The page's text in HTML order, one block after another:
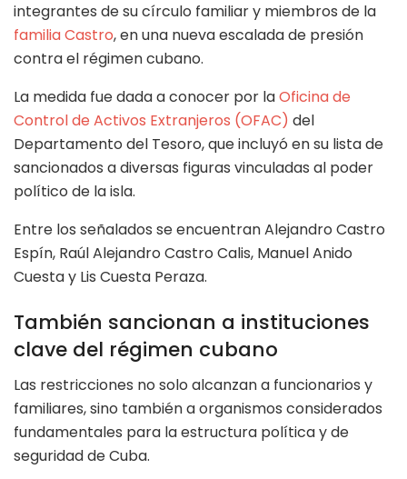
integrantes de su círculo familiar y miembros de la
familia Castro, en una nueva escalada de presión
contra el régimen cubano.
La medida fue dada a conocer por laOficina de
Control de Activos Extranjeros (OFAC) del
Departamento del Tesoro, que incluyó en su lista de
sancionados a diversas figuras vinculadas al poder
político de la isla.
Entre los señalados se encuentran Alejandro Castro
Espín, Raúl Alejandro Castro Calis, Manuel Anido
Cuesta y Lis Cuesta Peraza.
También sancionan a instituciones
clave del régimen cubano
Las restricciones no solo alcanzan a funcionarios y
familiares, sino también a organismos considerados
fundamentales para la estructura política y de
seguridad de Cuba.